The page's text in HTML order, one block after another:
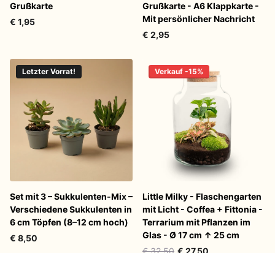
Grußkarte
€ 1,95
Grußkarte - A6 Klappkarte -
Mit persönlicher Nachricht
€ 2,95
Letzter Vorrat!
Set mit 3 – Sukkulenten-Mix –
Verschiedene Sukkulenten in
6 cm Töpfen (8–12 cm hoch)
€ 8,50
Verkauf -15%
Little Milky - Flaschengarten
mit Licht - Coffea + Fittonia -
Terrarium mit Pflanzen im
Glas - Ø 17 cm ↑ 25 cm